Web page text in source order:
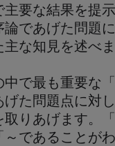
要な結果を提
論であげた問題
な知見を述べま
で最も重要な
げた問題点に対
取りあげます。
～であることが